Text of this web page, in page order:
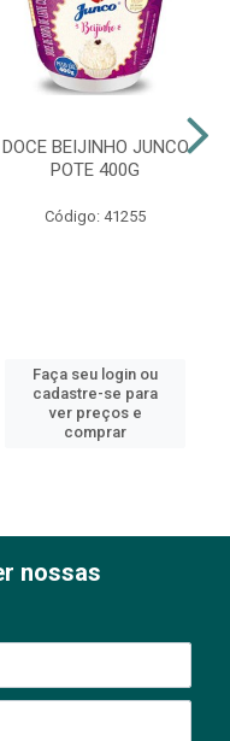
DOCE BEIJINHO JUNCO
POTE 400G
Código: 41255
Faça seu login ou
cadastre-se para
ver preços e
comprar
nossas